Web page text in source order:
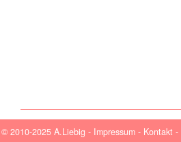
© 2010-2025 A.Liebig - Impressum- Kontakt -